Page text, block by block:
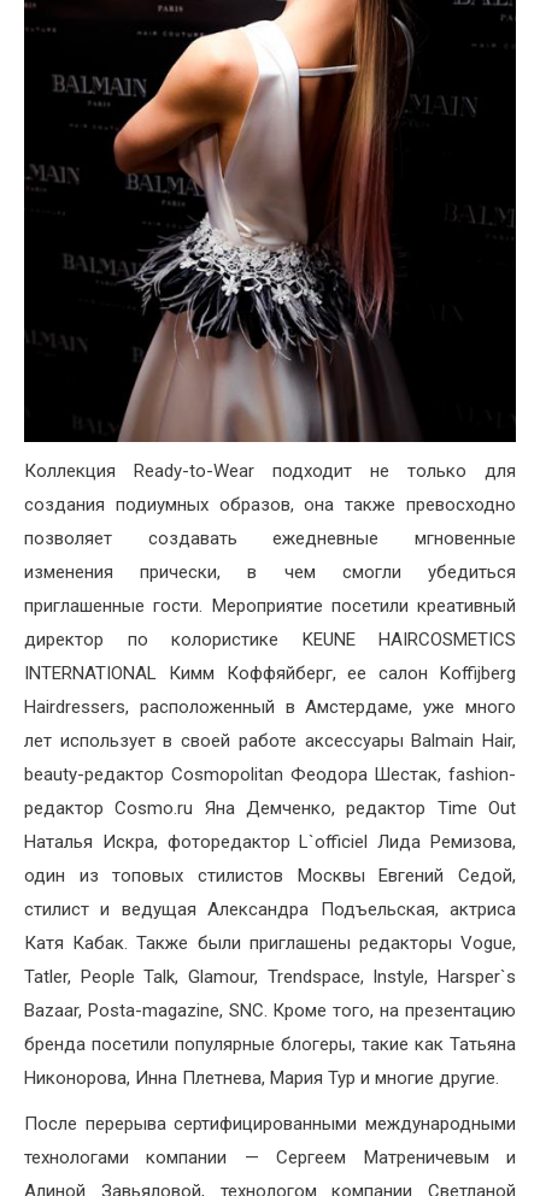
Коллекция Ready-to-Wear подходит не только для
создания подиумных образов, она также превосходно
позволяет создавать ежедневные мгновенные
изменения прически, в чем смогли убедиться
приглашенные гости. Мероприятие посетили креативный
директор по колористике KEUNE HAIRCOSMETICS
INTERNATIONAL Кимм Коффяйберг, ее салон Koffijberg
Hairdressers, расположенный в Амстердаме, уже много
лет использует в своей работе аксессуары Balmain Hair,
beauty-редактор Cosmopolitan Феодора Шестак, fashion-
редактор Cosmo.ru Яна Демченко, редактор Time Out
Наталья Искра, фоторедактор L`officiel Лида Ремизова,
один из топовых стилистов Москвы Евгений Седой,
стилист и ведущая Александра Подъельская, актриса
Катя Кабак. Также были приглашены редакторы Vogue,
Tatler, People Talk, Glamour, Trendspace, Instyle, Harsper`s
Bazaar, Posta-magazine, SNC. Кроме того, на презентацию
бренда посетили популярные блогеры, такие как Татьяна
Никонорова, Инна Плетнева, Мария Тур и многие другие.
После перерыва сертифицированными международными
технологами компании — Сергеем Матреничевым и
Алиной Завьяловой, технологом компании Светланой